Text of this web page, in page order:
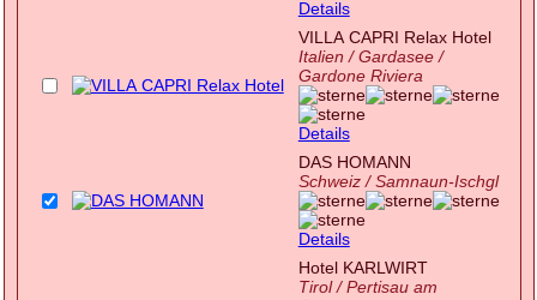
Details
VILLA CAPRI Relax Hotel
Italien / Gardasee /
Gardone Riviera
Details
DAS HOMANN
Schweiz / Samnaun-Ischgl
Details
Hotel KARLWIRT
Tirol / Pertisau am